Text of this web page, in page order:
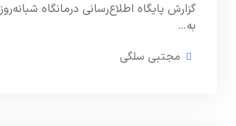
گزارش پایگاه اطلاع‌رسانی درمانگاه
به…
مجتبی سلگی